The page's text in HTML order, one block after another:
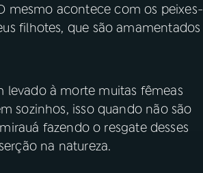
mesmo acontece com os peixes-
filhotes, que são amamentados
levado à morte muitas fêmeas
sozinhos, isso quando não são
fazendo o resgate desses
na natureza.